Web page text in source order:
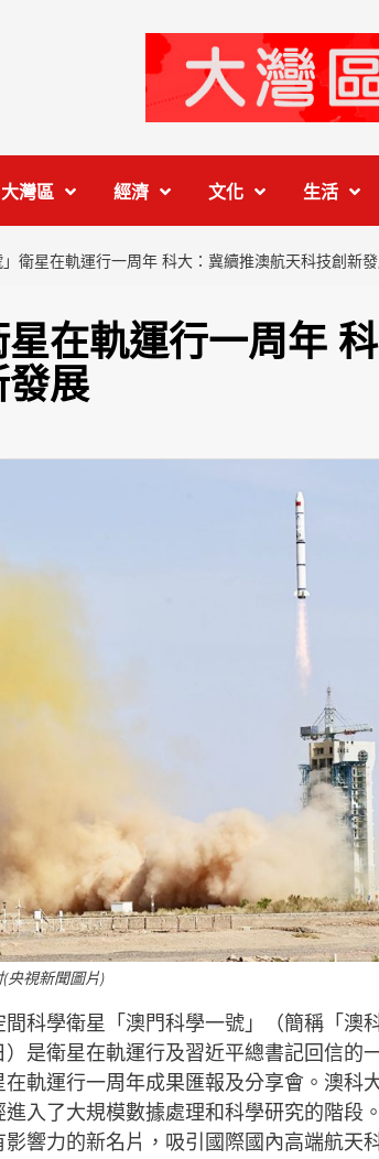
大灣區 經濟 文化 生活
」衛星在軌運行一周年 科大：冀續推澳航天科技創新
星在軌運行一周年
發展
央視新聞圖片)
科學衛星「澳門科學一號」（簡稱「澳
是衛星在軌運行及習近平總書記回信的
軌運行一周年成果匯報及分享會。澳科
入了大規模數據處理和科學研究的階段
響力的新名片，吸引國際國內高端航天